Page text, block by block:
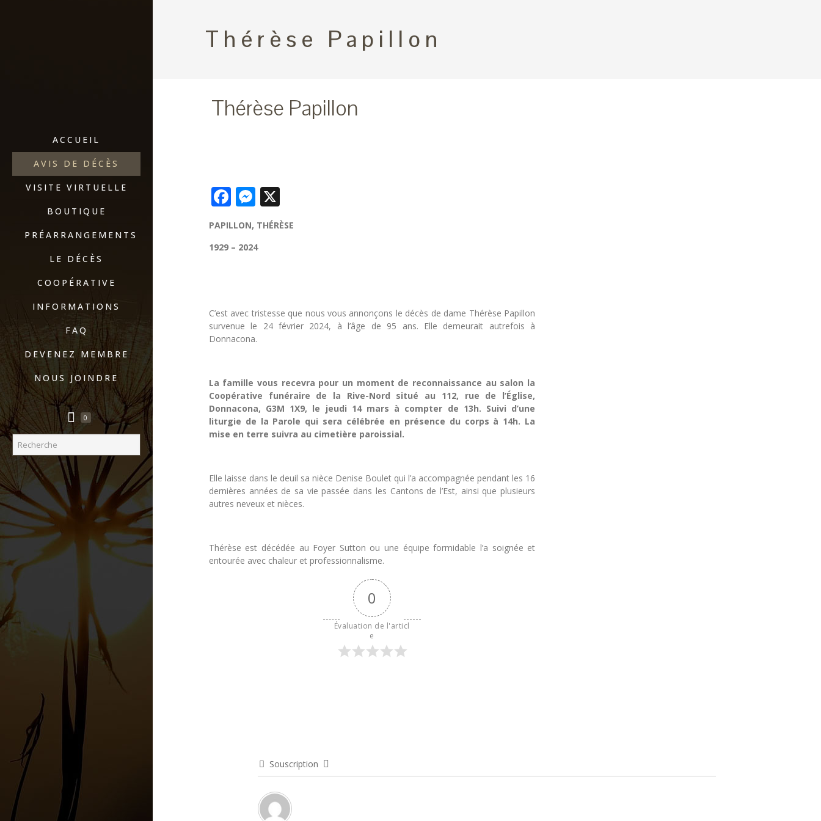
ACCUEIL
AVIS DE DÉCÈS
VISITE VIRTUELLE
BOUTIQUE
PRÉARRANGEMENTS
LE DÉCÈS
COOPÉRATIVE
INFORMATIONS
FAQ
DEVENEZ MEMBRE
NOUS JOINDRE
0
Thérèse Papillon
Thérèse Papillon
Facebook
Messenger
X
PAPILLON, THÉRÈSE
1929 – 2024
C’est avec tristesse que nous vous annonçons le décès de dame Thérèse Papillon
survenue le 24 février 2024, à l’âge de 95 ans. Elle demeurait autrefois à
Donnacona.
La famille vous recevra pour un moment de reconnaissance au salon la
Coopérative funéraire de la Rive-Nord situé au 112, rue de l’Église,
Donnacona, G3M 1X9, le jeudi 14 mars à compter de 13h. Suivi d’une
liturgie de la Parole qui sera célébrée en présence du corps à 14h. La
mise en terre suivra au cimetière paroissial.
Elle laisse dans le deuil sa nièce Denise Boulet qui l’a accompagnée pendant les 16
dernières années de sa vie passée dans les Cantons de l’Est, ainsi que plusieurs
autres neveux et nièces.
Thérèse est décédée au Foyer Sutton ou une équipe formidable l’a soignée et
entourée avec chaleur et professionnalisme.
0
Évaluation de l'articl
e
Souscription